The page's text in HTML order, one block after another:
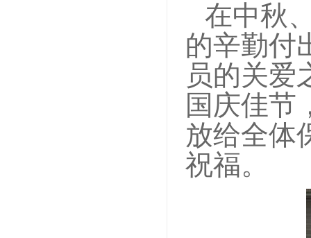
在中秋
的辛勤付
员的关爱
国庆佳节
放给全体
祝福。